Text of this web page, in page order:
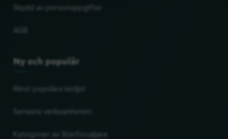
Ny och populär
Senaste verksamheten
Kategorier av återförsäljare